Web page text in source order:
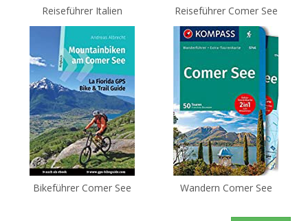
Reiseführer Italien Reiseführer Comer See
Bikeführer Comer See Wandern Comer See